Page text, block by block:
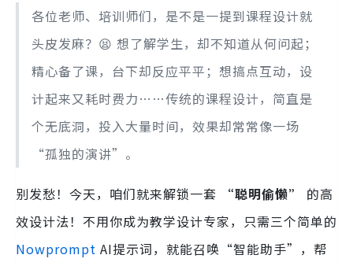
各位老师、培训师们，是不是一提到课程设计就
头皮发麻？😫 想了解学生，却不知道从何问起；
精心备了课，台下却反应平平；想搞点互动，设
计起来又耗时费力……传统的课程设计，简直是
个无底洞，投入大量时间，效果却常常像一场
“孤独的演讲”。
别发愁！今天，咱们就来解锁一套 “聪明偷懒”
的高
效设计法！不用你成为教学设计专家，只需三个简单的
Nowprompt AI提示词，就能召唤“智能助手”，帮